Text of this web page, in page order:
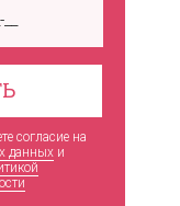
согласие на
данных и